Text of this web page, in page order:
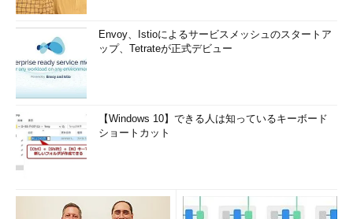
Envoy、Istioによるサービスメッシュのスタートア
ップ、Tetrateが正式デビュー
【Windows 10】できる人は知っているキーボード
ショートカット